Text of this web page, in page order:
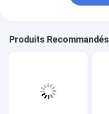
Produits Recommandés